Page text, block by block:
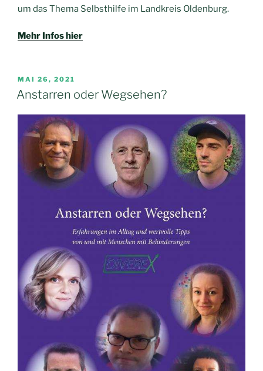
um das Thema Selbsthilfe im Landkreis Oldenburg.
Mehr Infos hier
VERÖFFENTLICHT
AM
MAI 26, 2021
Anstarren oder Wegsehen?